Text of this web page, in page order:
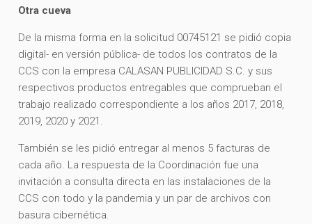
Otra cueva
De la misma forma en la solicitud 00745121 se pidió copia
digital- en versión pública- de todos los contratos de la
CCS con la empresa CALASAN PUBLICIDAD S.C. y sus
respectivos productos entregables que comprueban el
trabajo realizado correspondiente a los años 2017, 2018,
2019, 2020 y 2021.
También se les pidió entregar al menos 5 facturas de
cada año. La respuesta de la Coordinación fue una
invitación a consulta directa en las instalaciones de la
CCS con todo y la pandemia y un par de archivos con
basura cibernética.